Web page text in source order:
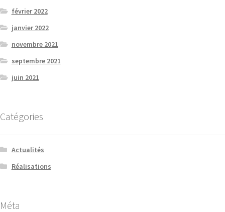
février 2022
janvier 2022
novembre 2021
septembre 2021
juin 2021
Catégories
Actualités
Réalisations
Méta